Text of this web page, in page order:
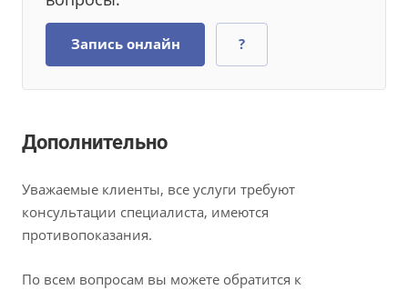
Запись онлайн ?
Дополнительно
Уважаемые клиенты, все услуги требуют
консультации специалиста, имеются
противопоказания.
По всем вопросам вы можете обратится к